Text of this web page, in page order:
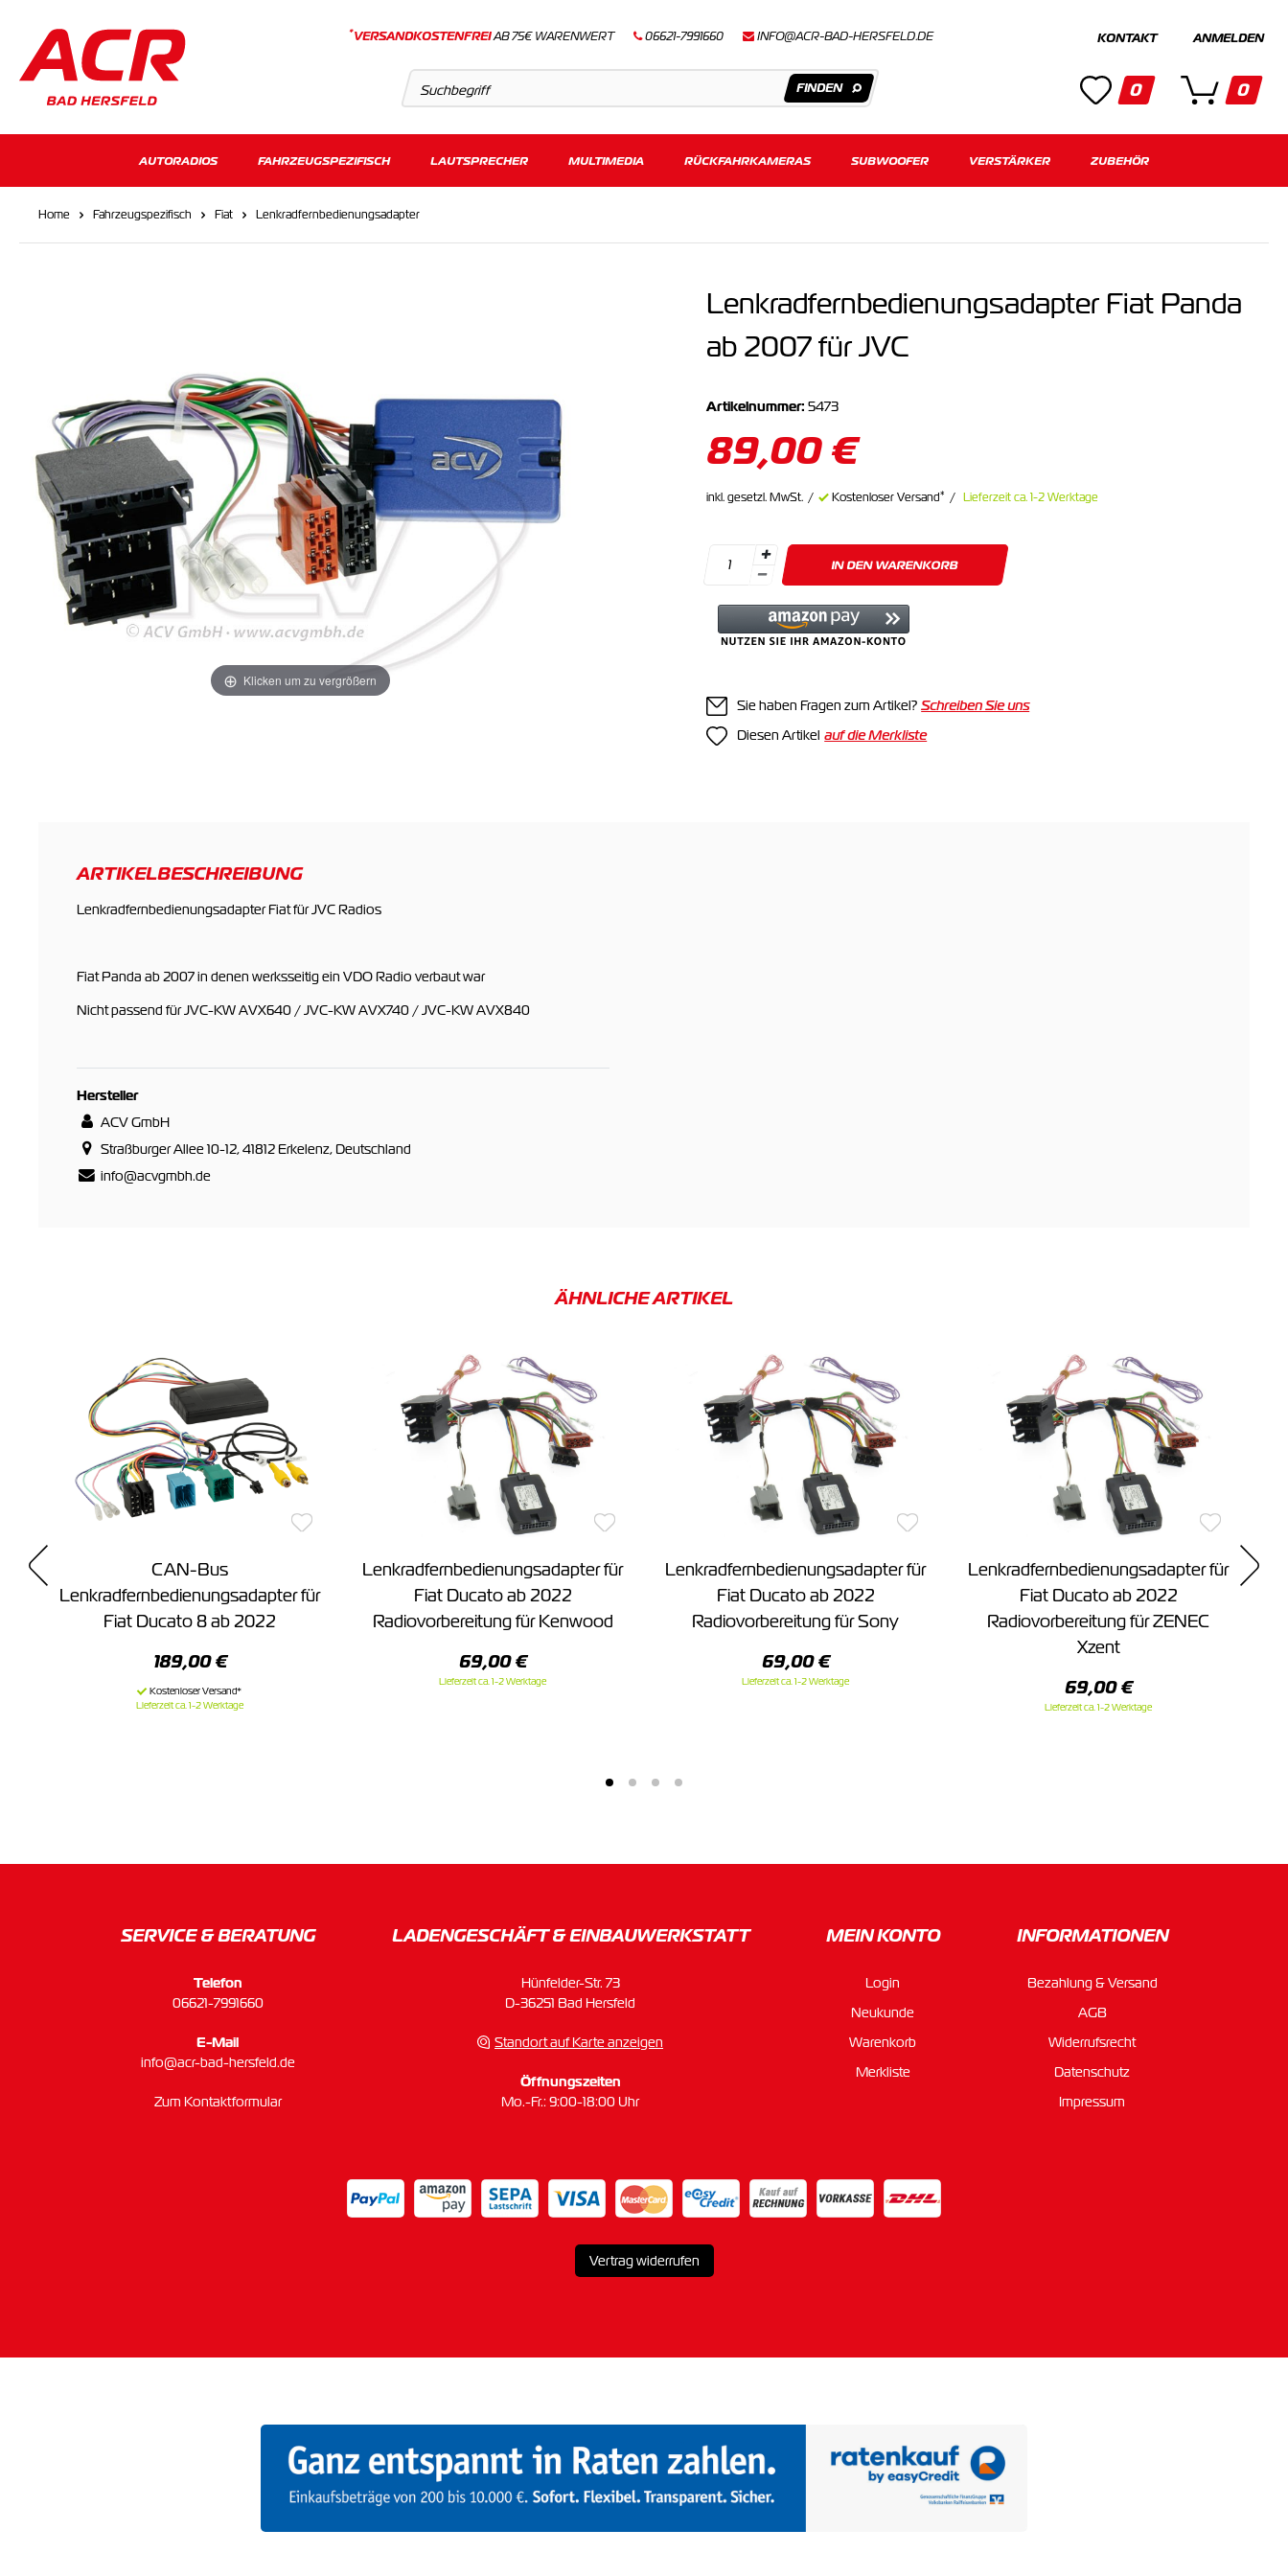
*VERSANDKOSTENFREIAB 75€ WARENWERT 06621-7991660 INFO@ACR-BAD-HERSFELD.DE
Artikel Kategorien
KONTAKT
0
ANMELDEN
0
AUTORADIOS FAHRZEUGSPEZIFISCH LAUTSPRECHER MULTIMEDIA RÜCKFAHRKAMERAS SUBWOOFER VERSTÄRKER ZUBEHÖR
Home Fahrzeugspezifisch Fiat Lenkradfernbedienungsadapter
Klicken um zu vergrößern
Lenkradfernbedienungsadapter Fiat Panda
ab 2007 für JVC
Artikelnummer: 5473
89,00 €
inkl. gesetzl. MwSt. Kostenloser Versand* Lieferzeit ca. 1-2 Werktage
IN DEN WARENKORB
Sie haben Fragen zum Artikel? Schreiben Sie uns
Diesen Artikel
ARTIKELBESCHREIBUNG
Lenkradfernbedienungsadapter Fiat für JVC Radios
Fiat Panda ab 2007 in denen werksseitig ein VDO Radio verbaut war
Nicht passend für JVC-KW AVX640 / JVC-KW AVX740 / JVC-KW AVX840
Hersteller
ACV GmbH
Straßburger Allee 10-12, 41812 Erkelenz, Deutschland
info@acvgmbh.de
ÄHNLICHE ARTIKEL
CAN-Bus
Lenkradfernbedienungsadapter für
Fiat Ducato 8 ab 2022
189,00 €
Lieferzeit ca. 1-2 Werktage
Lenkradfernbedienungsadapter für
Fiat Ducato ab 2022
Radiovorbereitung für Kenwood
69,00 €
Lieferzeit ca. 1-2 Werktage
Lenkradfernbedienungsadapter für
Fiat Ducato ab 2022
Radiovorbereitung für Sony
69,00 €
Lieferzeit ca. 1-2 Werktage
Lenkradfernbedienungsadapter für
Fiat Ducato ab 2022
Radiovorbereitung für ZENEC
Xzent
69,00 €
Lieferzeit ca. 1-2 Werktage
SERVICE & BERATUNG
Telefon
06621-7991660
E-Mail
info@acr-bad-hersfeld.de
Zum Kontaktformular
LADENGESCHÄFT & EINBAU­WERKSTATT
Hünfelder-Str. 73
D-36251 Bad Hersfeld
Standort auf Karte anzeigen
Öffnungszeiten
Mo.-Fr.: 9:00-18:00 Uhr
MEIN KONTO
Login
Neukunde
Warenkorb
Merkliste
INFORMATIONEN
Bezahlung & Versand
AGB
Widerrufsrecht
Datenschutz
Impressum
Vertrag widerrufen